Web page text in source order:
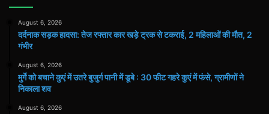
August 6, 2026
दर्दनाक सड़क हादसा: तेज रफ्तार कार खड़े ट्रक से टकराई, 2 महिलाओं की मौत, 2
गंभीर
August 6, 2026
मुर्गे को बचाने कुएं में उतरे बुजुर्ग पानी में डूबे : 30 फीट गहरे कुएं में फंसे, ग्रामीणों ने
निकाला शव
August 6, 2026